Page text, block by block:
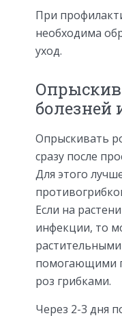
При
необходима
уход.
болезней
Опрыскивать
сразу после
Для этого
Если на
инфекции, то
помогающими
роз грибками.
Через 2-3 дня